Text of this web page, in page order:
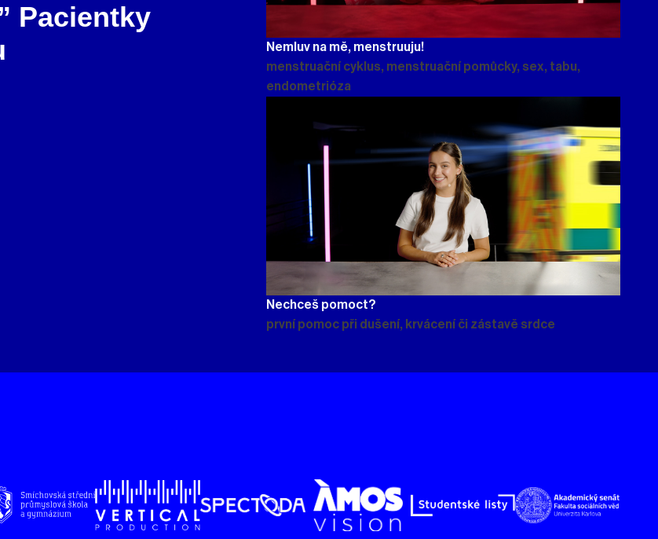
Pacientky
Nemluv na mě, menstruuju!
menstruační cyklus, menstruační pomůcky, sex, tabu,
endometrióza
Nechceš pomoct?
první pomoc při dušení, krvácení či zástavě srdce